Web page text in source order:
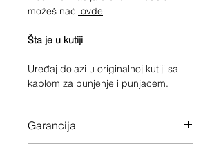
možeš naći ovde
Šta je u kutiji
Uređaj dolazi u originalnoj kutiji sa
kablom za punjenje i punjacem.
Garancija